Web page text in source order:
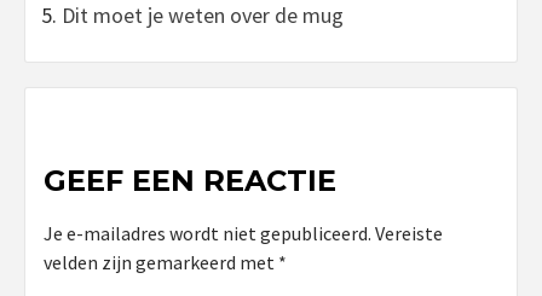
Dit moet je weten over de mug
GEEF EEN REACTIE
Je e-mailadres wordt niet gepubliceerd. Vereiste
velden zijn gemarkeerd met *